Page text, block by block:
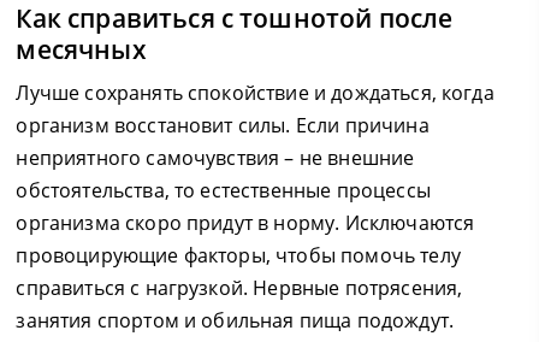
Как справиться с тошнотой после
месячных
Лучше сохранять спокойствие и дождаться, когда
организм восстановит силы. Если причина
неприятного самочувствия – не внешние
обстоятельства, то естественные процессы
организма скоро придут в норму. Исключаются
провоцирующие факторы, чтобы помочь телу
справиться с нагрузкой. Нервные потрясения,
занятия спортом и обильная пища подождут.